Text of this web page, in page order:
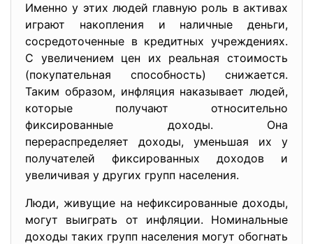
Именно у этих людей главную роль в активах
играют накопления и наличные деньги,
сосредоточенные в кредитных учреждениях.
С увеличением цен их реальная стоимость
(покупательная способность) снижается.
Таким образом, инфляция наказывает людей,
которые получают относительно
фиксированные доходы. Она
перераспределяет доходы, уменьшая их у
получателей фиксированных доходов и
увеличивая у других групп населения.
Люди, живущие на нефиксированные доходы,
могут выиграть от инфляции. Номинальные
доходы таких групп населения могут обогнать